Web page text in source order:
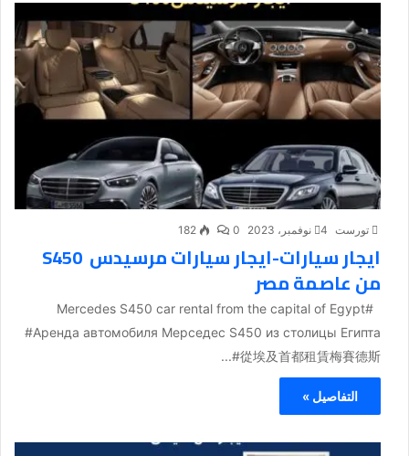
تورست 4 نوفمبر، 2023 0
182
ايجار سيارات-ايجار سيارات مرسيدس S450
من عاصمة مصر
#Mercedes S450 car rental from the capital of Egypt
#Аренда автомобиля Мерседес S450 из столицы Египта
#從埃及首都租賃梅賽德斯...
التفاصيل »